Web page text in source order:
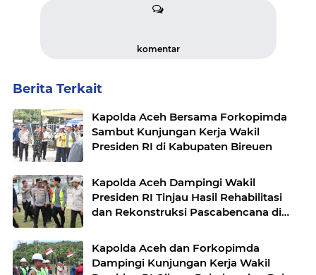
komentar
Berita Terkait
Kapolda Aceh Bersama Forkopimda
Sambut Kunjungan Kerja Wakil
Presiden RI di Kabupaten Bireuen
Kapolda Aceh Dampingi Wakil
Presiden RI Tinjau Hasil Rehabilitasi
dan Rekonstruksi Pascabencana di
Kapolda Aceh dan Forkopimda
Dampingi Kunjungan Kerja Wakil